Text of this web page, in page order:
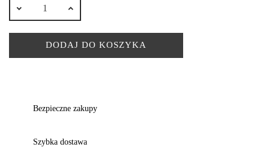
DODAJ DO KOSZYKA
Bezpieczne zakupy
Szybka dostawa